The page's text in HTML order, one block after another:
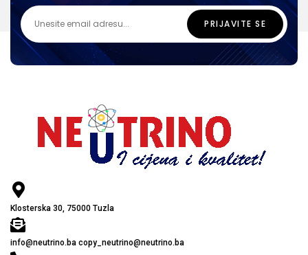
Klosterska 30, 75000 Tuzla
info@neutrino.ba copy_neutrino@neutrino.ba